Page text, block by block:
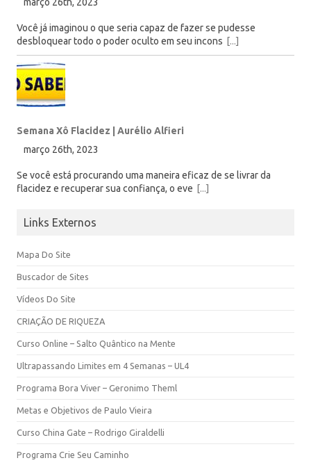
Você já imaginou o que seria capaz de fazer se pudesse
desbloquear todo o poder oculto em seu incons [...]
Semana Xô Flacidez | Aurélio Alfieri
março 26th, 2023
Se você está procurando uma maneira eficaz de se livrar da
flacidez e recuperar sua confiança, o eve [...]
Links Externos
Mapa Do Site
Buscador de Sites
Vídeos Do Site
CRIAÇÃO DE RIQUEZA
Curso Online – Salto Quântico na Mente
Ultrapassando Limites em 4 Semanas – UL4
Programa Bora Viver – Geronimo Theml
Metas e Objetivos de Paulo Vieira
Curso China Gate – Rodrigo Giraldelli
Programa Crie Seu Caminho